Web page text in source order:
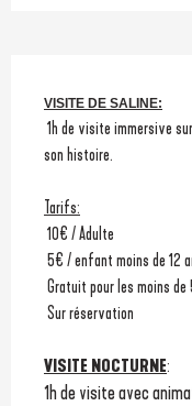
VISITE DE SALINE:
son histoire.
Tarifs:
10€ / Adulte
5€ / enfant moins de 12
Gratuit pour les moins de
Sur réservation
VISITE NOCTURNE:
1h de visite avec